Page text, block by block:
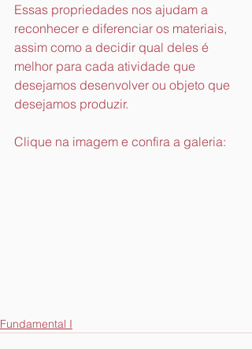
Essas propriedades nos ajudam a
reconhecer e diferenciar os materiais,
assim como a decidir qual deles é
melhor para cada atividade que
desejamos desenvolver ou objeto que
desejamos produzir.
Clique na imagem e confira a galeria:
Fundamental I